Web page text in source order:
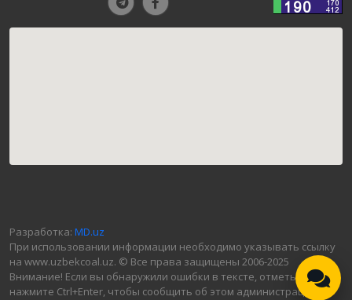
Разработка: MD.uz
При использовании информации необходимо указывать ссылку
на www.uzbekcoal.uz. © Все права защищены 2006-2025
Внимание! Если вы обнаружили ошибки в тексте, отметьте их и
нажмите Ctrl+Enter, чтобы сообщить об этом администрации.